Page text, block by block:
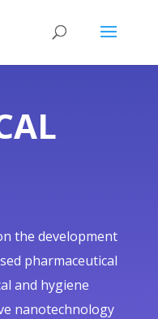
the development
pharmaceutical
and hygiene
nanotechnology